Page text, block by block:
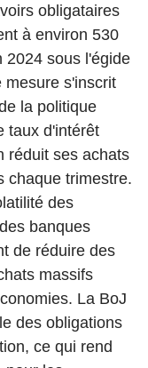
obligataires
à environ 530
2024 sous l'égide
mesure s'inscrit
la politique
taux d'intérêt
réduit ses achats
chaque trimestre.
des
banques
de réduire des
massifs
La BoJ
des obligations
ce qui rend